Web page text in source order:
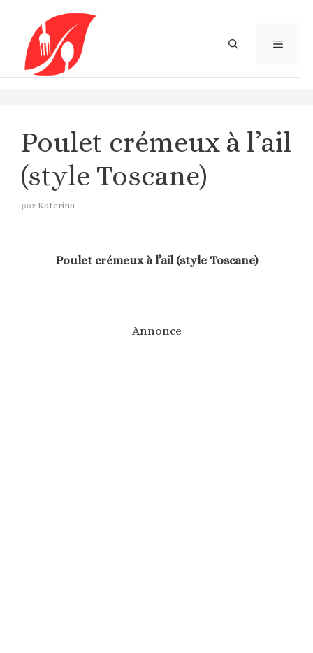
contenu
MENU
Poulet crémeux à l’ail
(style Toscane)
par Katerina
Poulet crémeux à l’ail (style Toscane)
Annonce